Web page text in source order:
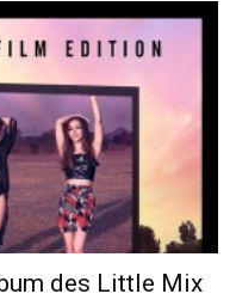
des Little Mix